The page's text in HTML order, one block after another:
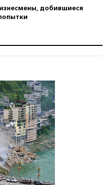
добившиеся